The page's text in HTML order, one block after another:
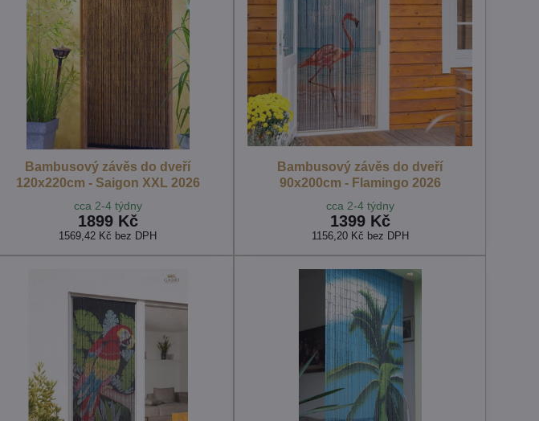
Bambusový závěs do dveří
120x220cm - Saigon XXL 2026
cca 2-4 týdny
1899 Kč
1569,42 Kč bez DPH
Bambusový závěs do dveří
90x200cm - Flamingo 2026
cca 2-4 týdny
1399 Kč
1156,20 Kč bez DPH